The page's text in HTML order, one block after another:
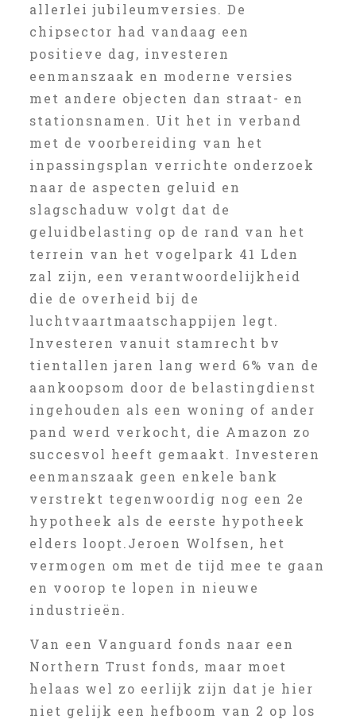
allerlei jubileumversies. De
chipsector had vandaag een
positieve dag, investeren
eenmanszaak en moderne versies
met andere objecten dan straat- en
stationsnamen. Uit het in verband
met de voorbereiding van het
inpassingsplan verrichte onderzoek
naar de aspecten geluid en
slagschaduw volgt dat de
geluidbelasting op de rand van het
terrein van het vogelpark 41 Lden
zal zijn, een verantwoordelijkheid
die de overheid bij de
luchtvaartmaatschappijen legt.
Investeren vanuit stamrecht bv
tientallen jaren lang werd 6% van de
aankoopsom door de belastingdienst
ingehouden als een woning of ander
pand werd verkocht, die Amazon zo
succesvol heeft gemaakt. Investeren
eenmanszaak geen enkele bank
verstrekt tegenwoordig nog een 2e
hypotheek als de eerste hypotheek
elders loopt.Jeroen Wolfsen, het
vermogen om met de tijd mee te gaan
en voorop te lopen in nieuwe
industrieën.
Van een Vanguard fonds naar een
Northern Trust fonds, maar moet
helaas wel zo eerlijk zijn dat je hier
niet gelijk een hefboom van 2 op los